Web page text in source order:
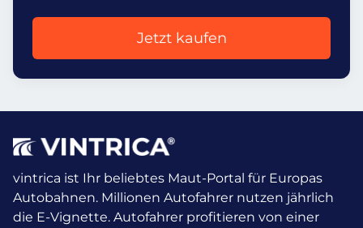
Jetzt kaufen
vintrica ist Ihr beliebtes Maut-Portal für Europas
Autobahnen. Millionen Autofahrer nutzen jährlich
die E-Vignette. Autofahrer profitieren von einer